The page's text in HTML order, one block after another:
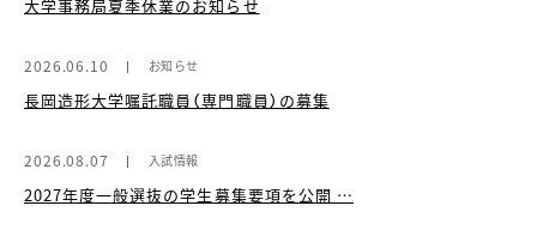
大学事務局夏季休業のお知らせ
2026.06.10 お知らせ
長岡造形大学嘱託職員（専門職員）の募集
2026.08.07 入試情報
2027年度一般選抜の学生募集要項を公開 …